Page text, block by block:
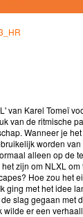
van Karel Tomeï
van de ritmische
Wanneer je
worden
alleen op de
zijn om NLXL
Hoe zou het
ging met het idee
slag gegaan met
wilde er een